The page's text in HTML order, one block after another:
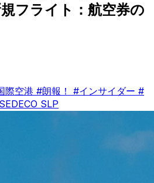
フライト：航空券の
際空港 #朗報！ #インサイダー #
SLP